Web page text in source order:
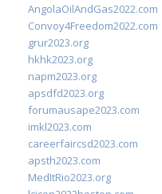
AngolaOilAndGas2022.com
Convoy4Freedom2022.com
grur2023.org
hkhk2023.org
napm2023.org
apsdfd2023.org
forumausape2023.com
imkl2023.com
careerfaircsd2023.com
apsth2023.com
MedItRio2023.org